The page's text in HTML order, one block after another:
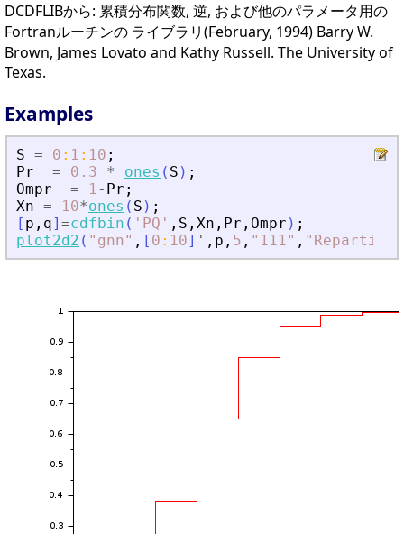
DCDFLIBから: 累積分布関数, 逆, および他のパラメータ用の
Fortranルーチンの ライブラリ(February, 1994) Barry W.
Brown, James Lovato and Kathy Russell. The University of
Texas.
Examples
S = 0 : 1 : 10 ;
Pr
= 0.3 * ones ( S ) ;
Ompr
= 1- Pr ;
Xn = 10*ones ( S ) ;
[ p , q] =cdfbin ( ' PQ ' , S , Xn , Pr , Ompr ) ;
plot2d2 ( " gnn" , [ 0 : 10] ' , p , 5 , " 111" , "